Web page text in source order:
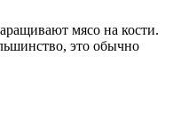
мясо на кости.
это обычно